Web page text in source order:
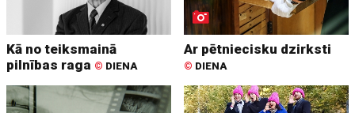
Kā no teiksmainā
pilnības raga © DIENA
Ar pētniecisku dzirksti
© DIENA